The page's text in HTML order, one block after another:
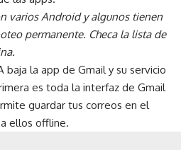
varios Android y algunos tienen
permanente. Checa la lista de
baja la app de Gmail y su servicio
es toda la interfaz de Gmail
guardar tus correos en el
ellos offline.